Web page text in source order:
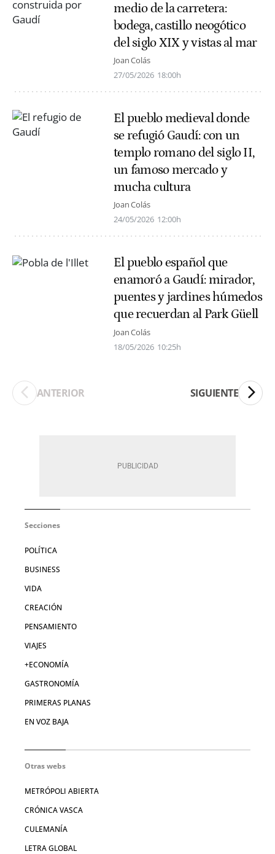
medio de la carretera:
bodega, castillo neogótico
del siglo XIX y vistas al mar
Joan Colás
27/05/2026 18:00h
El pueblo medieval donde
se refugió Gaudí: con un
templo romano del siglo II,
un famoso mercado y
mucha cultura
Joan Colás
24/05/2026 12:00h
El pueblo español que
enamoró a Gaudí: mirador,
puentes y jardines húmedos
que recuerdan al Park Güell
Joan Colás
18/05/2026 10:25h
ANTERIOR SIGUIENTE
Secciones
POLÍTICA
BUSINESS
VIDA
CREACIÓN
PENSAMIENTO
VIAJES
+ECONOMÍA
GASTRONOMÍA
PRIMERAS PLANAS
EN VOZ BAJA
Otras webs
METRÓPOLI ABIERTA
CRÓNICA VASCA
CULEMANÍA
LETRA GLOBAL